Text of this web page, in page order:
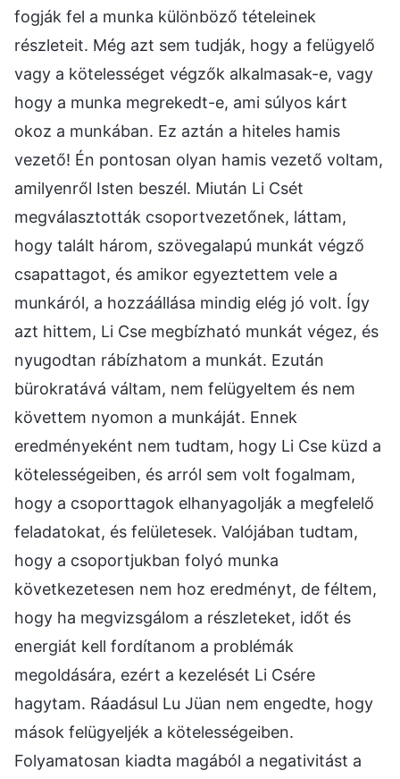
fogják fel a munka különböző tételeinek
részleteit. Még azt sem tudják, hogy a felügyelő
vagy a kötelességet végzők alkalmasak-e, vagy
hogy a munka megrekedt-e, ami súlyos kárt
okoz a munkában. Ez aztán a hiteles hamis
vezető! Én pontosan olyan hamis vezető voltam,
amilyenről Isten beszél. Miután Li Csét
megválasztották csoportvezetőnek, láttam,
hogy talált három, szövegalapú munkát végző
csapattagot, és amikor egyeztettem vele a
munkáról, a hozzáállása mindig elég jó volt. Így
azt hittem, Li Cse megbízható munkát végez, és
nyugodtan rábízhatom a munkát. Ezután
bürokratává váltam, nem felügyeltem és nem
követtem nyomon a munkáját. Ennek
eredményeként nem tudtam, hogy Li Cse küzd a
kötelességeiben, és arról sem volt fogalmam,
hogy a csoporttagok elhanyagolják a megfelelő
feladatokat, és felületesek. Valójában tudtam,
hogy a csoportjukban folyó munka
következetesen nem hoz eredményt, de féltem,
hogy ha megvizsgálom a részleteket, időt és
energiát kell fordítanom a problémák
megoldására, ezért a kezelését Li Csére
hagytam. Ráadásul Lu Jüan nem engedte, hogy
mások felügyeljék a kötelességeiben.
Folyamatosan kiadta magából a negativitást a